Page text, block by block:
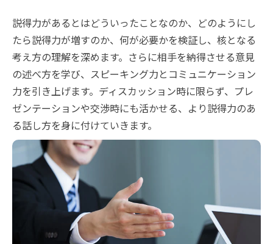
説得力があるとはどういったことなのか、どのようにし
たら説得力が増すのか、何が必要かを検証し、核となる
考え方の理解を深めます。さらに相手を納得させる意見
の述べ方を学び、スピーキング力とコミュニケーション
力を引き上げます。ディスカッション時に限らず、プレ
ゼンテーションや交渉時にも活かせる、より説得力のあ
る話し方を身に付けていきます。